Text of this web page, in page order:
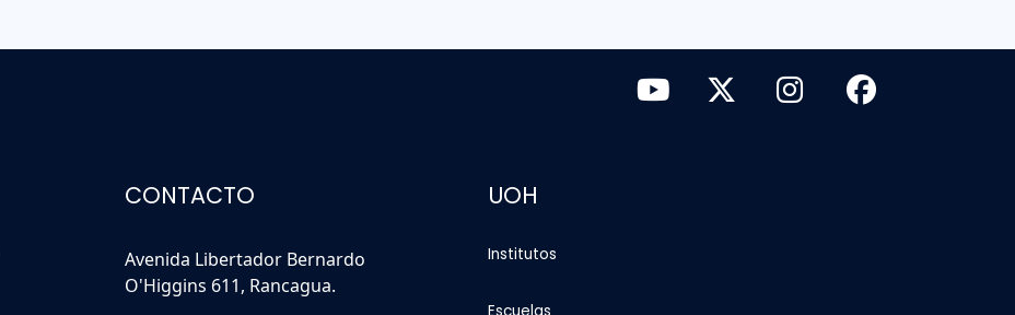
CONTACTO
Avenida Libertador Bernardo
O'Higgins 611, Rancagua.
UOH
Institutos